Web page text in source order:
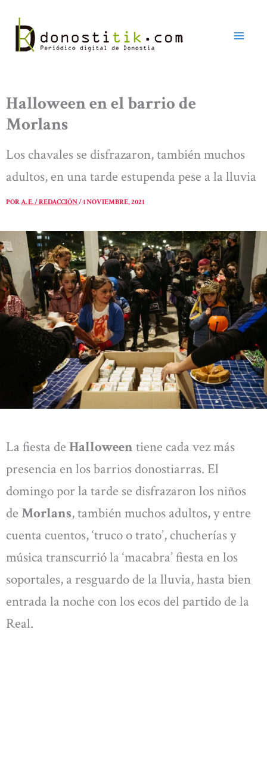
contenido
Halloween en el barrio de
Morlans
Los chavales se disfrazaron, también muchos
adultos, en una tarde estupenda pese a la lluvia
PORA. E. / REDACCIÓN/1 NOVIEMBRE, 2021
La fiesta de Halloween tiene cada vez más
presencia en los barrios donostiarras. El
domingo por la tarde se disfrazaron los niños
de Morlans, también muchos adultos, y entre
cuenta cuentos, ‘truco o trato’, chucherías y
música transcurrió la ‘macabra’ fiesta en los
soportales, a resguardo de la lluvia, hasta bien
entrada la noche con los ecos del partido de la
Real.